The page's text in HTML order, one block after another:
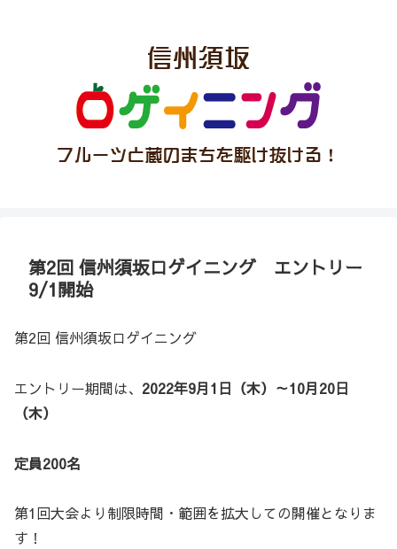
第2回 信州須坂ロゲイニング エントリー
9/1開始
第2回 信州須坂ロゲイニング
エントリー期間は、 2022年9月1日（木）～10月20日
（木）
定員200名
第1回大会より制限時間・範囲を拡大しての開催となりま
す！